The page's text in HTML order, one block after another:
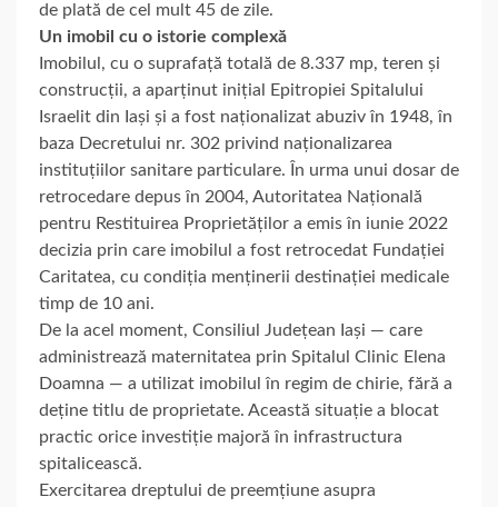
de plată de cel mult 45 de zile.
Un imobil cu o istorie complexă
Imobilul, cu o suprafață totală de 8.337 mp, teren și
construcții, a aparținut inițial Epitropiei Spitalului
Israelit din Iași și a fost naționalizat abuziv în 1948, în
baza Decretului nr. 302 privind naționalizarea
instituțiilor sanitare particulare. În urma unui dosar de
retrocedare depus în 2004, Autoritatea Națională
pentru Restituirea Proprietăților a emis în iunie 2022
decizia prin care imobilul a fost retrocedat Fundației
Caritatea, cu condiția menținerii destinației medicale
timp de 10 ani.
De la acel moment, Consiliul Județean Iași — care
administrează maternitatea prin Spitalul Clinic Elena
Doamna — a utilizat imobilul în regim de chirie, fără a
deține titlu de proprietate. Această situație a blocat
practic orice investiție majoră în infrastructura
spitalicească.
Exercitarea dreptului de preemțiune asupra